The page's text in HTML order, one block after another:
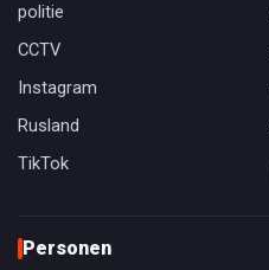
politie
CCTV
Instagram
Rusland
TikTok
Personen